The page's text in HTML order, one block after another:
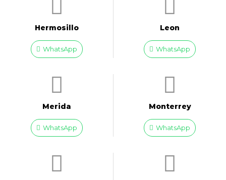
Hermosillo
WhatsApp
Leon
WhatsApp
Merida
WhatsApp
Monterrey
WhatsApp